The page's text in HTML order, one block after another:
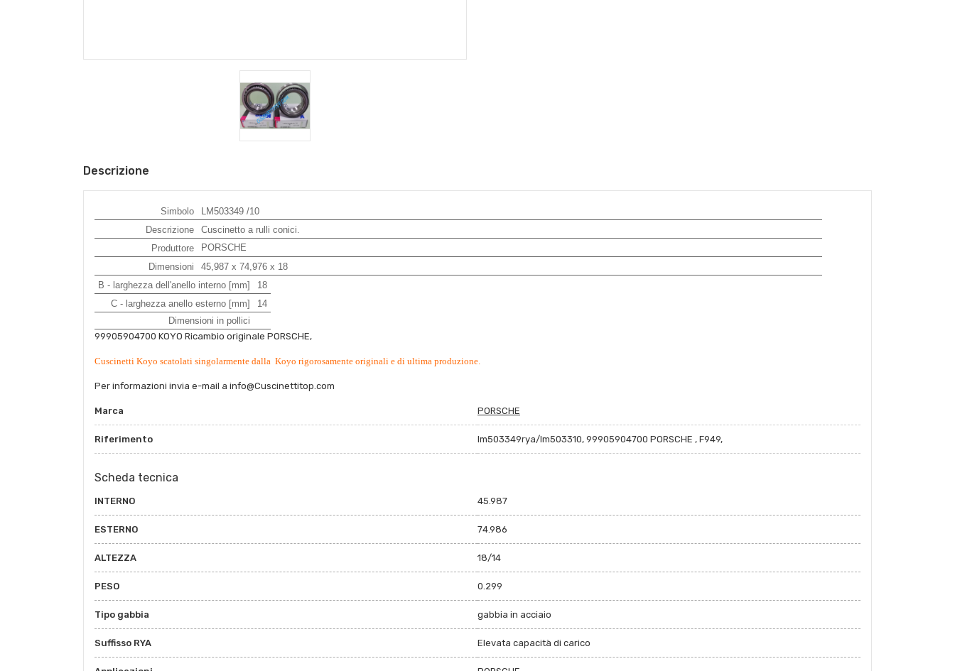
Descrizione
Simbolo
LM503349 /10
Descrizione
Cuscinetto a rulli conici.
Produttore
PORSCHE
Dimensioni
45,987 x 74,976 x 18
B - larghezza dell'anello interno [mm]
18
C - larghezza anello esterno [mm]
14
Dimensioni in pollici
99905904700 KOYO Ricambio originale PORSCHE,
Cuscinetti Koyo scatolati singolarmente dalla Koyo rigorosamente originali e di ultima produzione.
Per informazioni invia e-mail a info@Cuscinettitop.com
Marca PORSCHE
Riferimento lm503349rya/lm503310, 99905904700 PORSCHE , F949,
Scheda tecnica
INTERNO 45.987
ESTERNO 74.986
ALTEZZA 18/14
PESO 0.299
Tipo gabbia gabbia in acciaio
Suffisso RYA Elevata capacità di carico